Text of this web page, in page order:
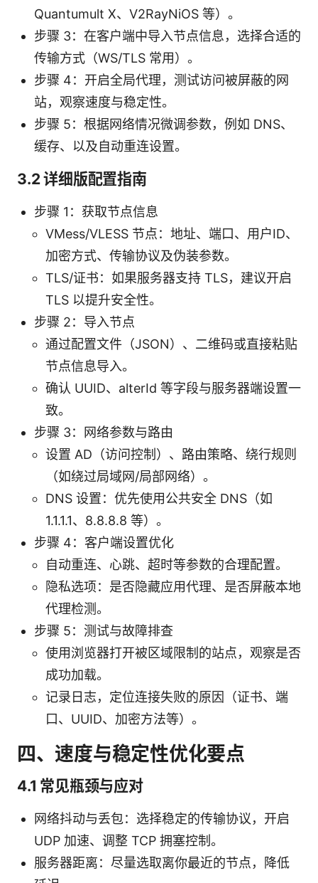
Quantumult X、V2RayNiOS 等）。
步骤 3：在客户端中导入节点信息，选择合适的
传输方式（WS/TLS 常用）。
步骤 4：开启全局代理，测试访问被屏蔽的网
站，观察速度与稳定性。
步骤 5：根据网络情况微调参数，例如 DNS、
缓存、以及自动重连设置。
3.2 详细版配置指南
步骤 1：获取节点信息
VMess/VLESS 节点：地址、端口、用户ID、
加密方式、传输协议及伪装参数。
TLS/证书：如果服务器支持 TLS，建议开启
TLS 以提升安全性。
步骤 2：导入节点
通过配置文件（JSON）、二维码或直接粘贴
节点信息导入。
确认 UUID、alterId 等字段与服务器端设置一
致。
步骤 3：网络参数与路由
设置 AD（访问控制）、路由策略、绕行规则
（如绕过局域网/局部网络）。
DNS 设置：优先使用公共安全 DNS（如
1.1.1.1、8.8.8.8 等）。
步骤 4：客户端设置优化
自动重连、心跳、超时等参数的合理配置。
隐私选项：是否隐藏应用代理、是否屏蔽本地
代理检测。
步骤 5：测试与故障排查
使用浏览器打开被区域限制的站点，观察是否
成功加载。
记录日志，定位连接失败的原因（证书、端
口、UUID、加密方法等）。
四、速度与稳定性优化要点
4.1 常见瓶颈与应对
网络抖动与丢包：选择稳定的传输协议，开启
UDP 加速、调整 TCP 拥塞控制。
服务器距离：尽量选取离你最近的节点，降低